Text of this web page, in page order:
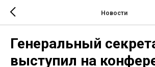
Новости
Генеральный
выступил на